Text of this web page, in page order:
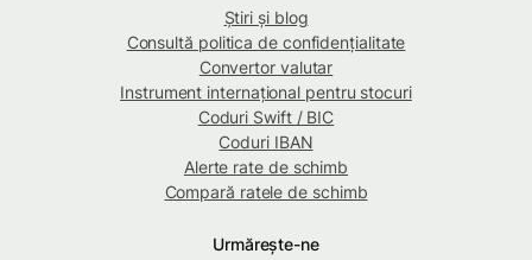
Știri și blog
Consultă politica de confidențialitate
Convertor valutar
Instrument internațional pentru stocuri
Coduri Swift / BIC
Coduri IBAN
Alerte rate de schimb
Compară ratele de schimb
Urmărește-ne